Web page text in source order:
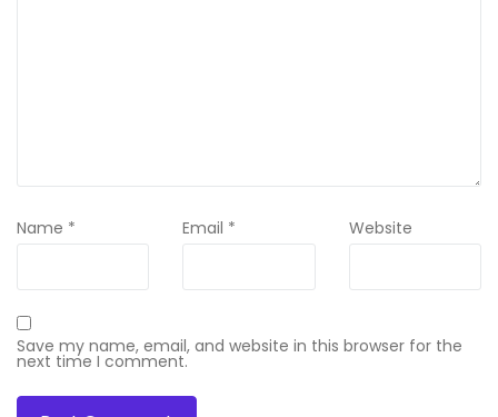
Name * Email * Website
Save my name, email, and website in this browser for the
next time I comment.